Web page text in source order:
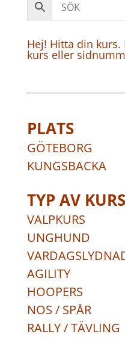
Hej! Hitta din kurs.
kurs eller
PLATS
GÖTEBORG
KUNGSBACKA
TYP AV KURS
VALPKURS
UNGHUND
AGILITY
HOOPERS
NOS / SPÅR
RALLY / TÄVLING